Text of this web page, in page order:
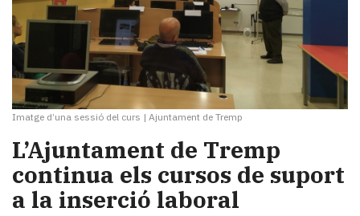
Imatge d’una sessió del curs | Ajuntament de Tremp
L’Ajuntament de Tremp
continua els cursos de suport
a la inserció laboral